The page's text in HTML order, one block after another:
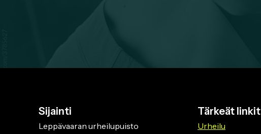
Sijainti
Leppävaaran urheilupuisto
Tärkeät linkit
Urheilu